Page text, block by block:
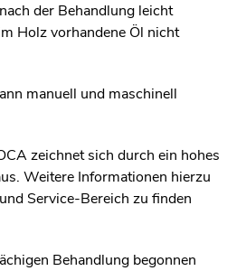
der Behandlung leicht
Holz vorhandene Öl nicht
manuell und maschinell
zeichnet sich durch ein hohes
Weitere Informationen hierzu
Service-Bereich zu finden
Behandlung begonnen